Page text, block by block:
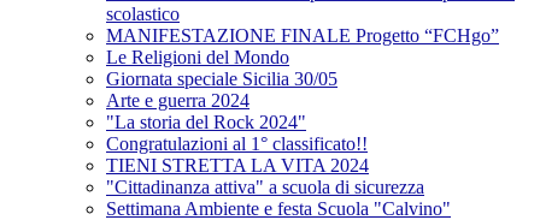
scolastico
MANIFESTAZIONE FINALE Progetto “FCHgo”
Le Religioni del Mondo
Giornata speciale Sicilia 30/05
Arte e guerra 2024
"La storia del Rock 2024"
Congratulazioni al 1° classificato!!
TIENI STRETTA LA VITA 2024
"Cittadinanza attiva" a scuola di sicurezza
Settimana Ambiente e festa Scuola "Calvino"